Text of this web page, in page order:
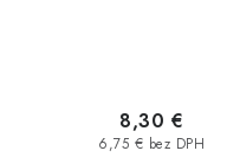
6,75 € bez DPH
8,30 €